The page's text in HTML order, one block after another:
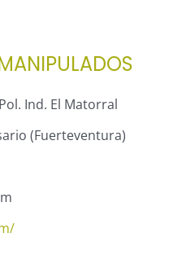
Ind. El Matorral
(Fuerteventura)